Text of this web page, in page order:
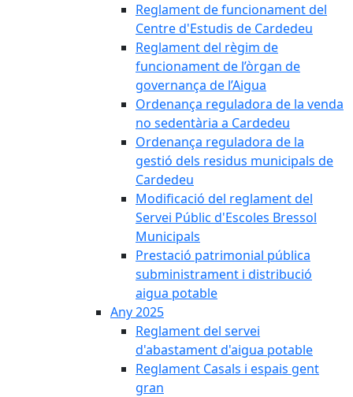
Reglament de funcionament del
Centre d'Estudis de Cardedeu
Reglament del règim de
funcionament de l’òrgan de
governança de l’Aigua
Ordenança reguladora de la venda
no sedentària a Cardedeu
Ordenança reguladora de la
gestió dels residus municipals de
Cardedeu
Modificació del reglament del
Servei Públic d'Escoles Bressol
Municipals
Prestació patrimonial pública
subministrament i distribució
aigua potable
Any 2025
Reglament del servei
d'abastament d'aigua potable
Reglament Casals i espais gent
gran